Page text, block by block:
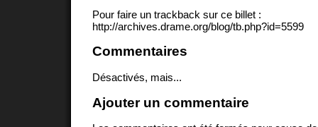
Pour faire un trackback sur ce billet :
http://archives.drame.org/blog/tb.php?id=5599
Commentaires
Désactivés, mais...
Ajouter un commentaire